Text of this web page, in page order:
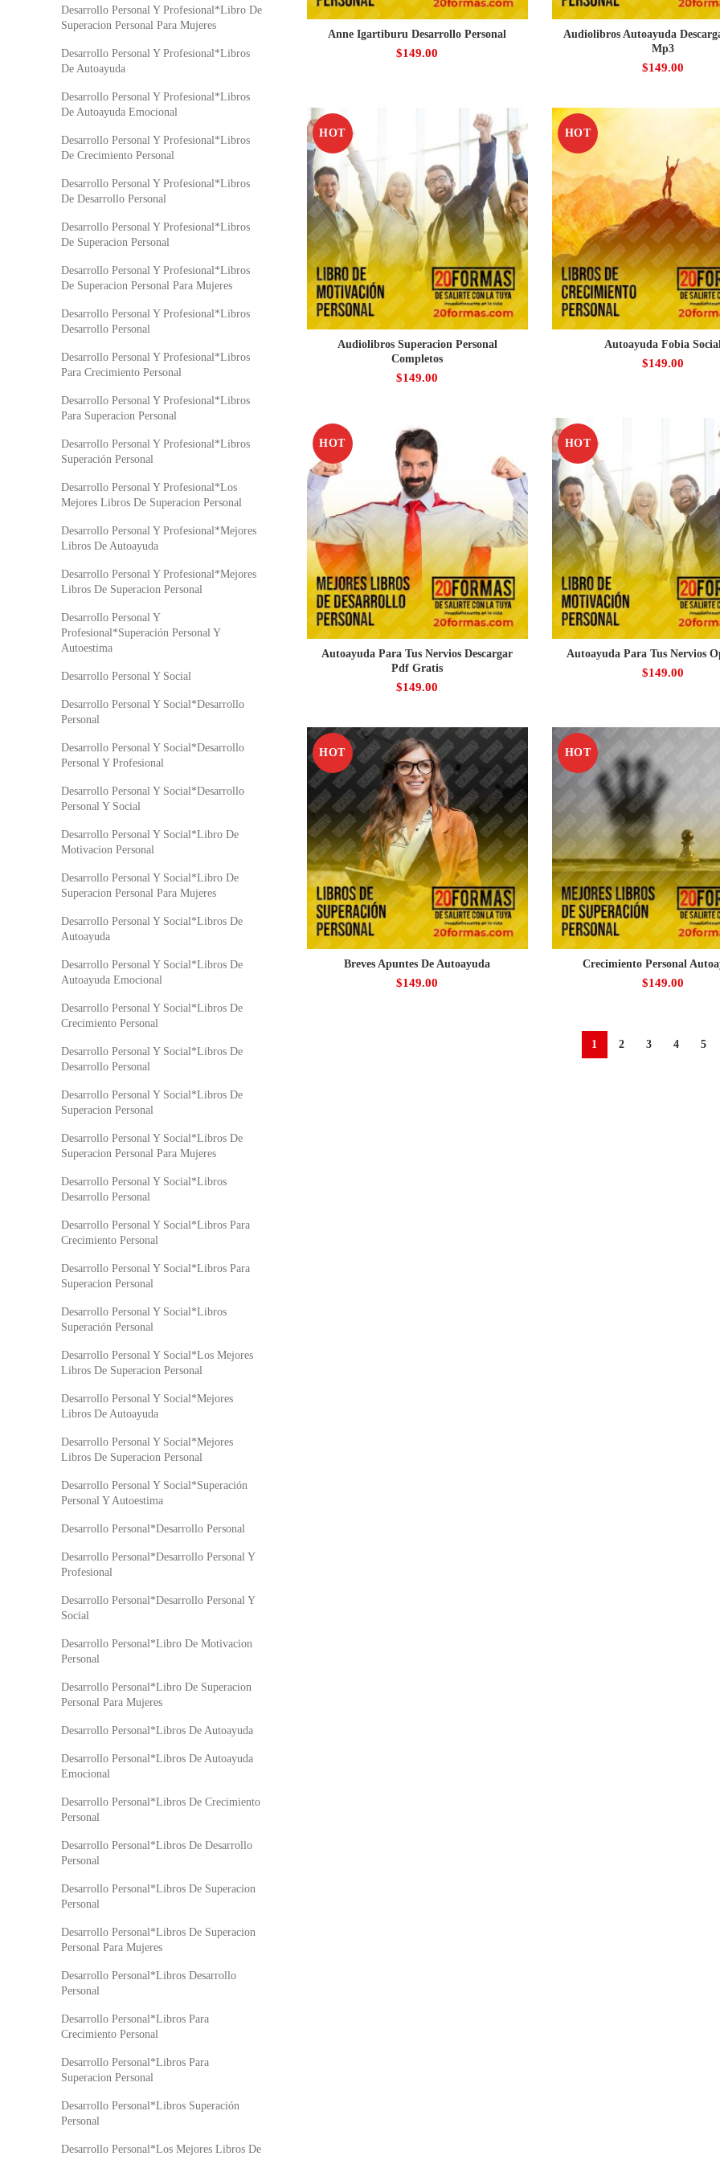
Anne Igartiburu Desarrollo Personal
$149.00
Audiolibros Autoayuda
Mp3
$149.00
HOT
Audiolibros Superacion Personal
Completos
$149.00
HOT
Autoayuda Fobia Social
$149.00
HOT
Autoayuda Para Tus Nervios Descargar
Pdf Gratis
$149.00
HOT
Autoayuda Para Tus Nervios
$149.00
HOT
Breves Apuntes De Autoayuda
$149.00
HOT
Crecimiento Personal
$149.00
1 2 3 4 5
Desarrollo Personal Y Profesional*Libro De
Superacion Personal Para Mujeres
Desarrollo Personal Y Profesional*Libros
De Autoayuda
Desarrollo Personal Y Profesional*Libros
De Autoayuda Emocional
Desarrollo Personal Y Profesional*Libros
De Crecimiento Personal
Desarrollo Personal Y Profesional*Libros
De Desarrollo Personal
Desarrollo Personal Y Profesional*Libros
De Superacion Personal
Desarrollo Personal Y Profesional*Libros
De Superacion Personal Para Mujeres
Desarrollo Personal Y Profesional*Libros
Desarrollo Personal
Desarrollo Personal Y Profesional*Libros
Para Crecimiento Personal
Desarrollo Personal Y Profesional*Libros
Para Superacion Personal
Desarrollo Personal Y Profesional*Libros
Superación Personal
Desarrollo Personal Y Profesional*Los
Mejores Libros De Superacion Personal
Desarrollo Personal Y Profesional*Mejores
Libros De Autoayuda
Desarrollo Personal Y Profesional*Mejores
Libros De Superacion Personal
Desarrollo Personal Y
Profesional*Superación Personal Y
Autoestima
Desarrollo Personal Y Social
Desarrollo Personal Y Social*Desarrollo
Personal
Desarrollo Personal Y Social*Desarrollo
Personal Y Profesional
Desarrollo Personal Y Social*Desarrollo
Personal Y Social
Desarrollo Personal Y Social*Libro De
Motivacion Personal
Desarrollo Personal Y Social*Libro De
Superacion Personal Para Mujeres
Desarrollo Personal Y Social*Libros De
Autoayuda
Desarrollo Personal Y Social*Libros De
Autoayuda Emocional
Desarrollo Personal Y Social*Libros De
Crecimiento Personal
Desarrollo Personal Y Social*Libros De
Desarrollo Personal
Desarrollo Personal Y Social*Libros De
Superacion Personal
Desarrollo Personal Y Social*Libros De
Superacion Personal Para Mujeres
Desarrollo Personal Y Social*Libros
Desarrollo Personal
Desarrollo Personal Y Social*Libros Para
Crecimiento Personal
Desarrollo Personal Y Social*Libros Para
Superacion Personal
Desarrollo Personal Y Social*Libros
Superación Personal
Desarrollo Personal Y Social*Los Mejores
Libros De Superacion Personal
Desarrollo Personal Y Social*Mejores
Libros De Autoayuda
Desarrollo Personal Y Social*Mejores
Libros De Superacion Personal
Desarrollo Personal Y Social*Superación
Personal Y Autoestima
Desarrollo Personal*Desarrollo Personal
Desarrollo Personal*Desarrollo Personal Y
Profesional
Desarrollo Personal*Desarrollo Personal Y
Social
Desarrollo Personal*Libro De Motivacion
Personal
Desarrollo Personal*Libro De Superacion
Personal Para Mujeres
Desarrollo Personal*Libros De Autoayuda
Desarrollo Personal*Libros De Autoayuda
Emocional
Desarrollo Personal*Libros De Crecimiento
Personal
Desarrollo Personal*Libros De Desarrollo
Personal
Desarrollo Personal*Libros De Superacion
Personal
Desarrollo Personal*Libros De Superacion
Personal Para Mujeres
Desarrollo Personal*Libros Desarrollo
Personal
Desarrollo Personal*Libros Para
Crecimiento Personal
Desarrollo Personal*Libros Para
Superacion Personal
Desarrollo Personal*Libros Superación
Personal
Desarrollo Personal*Los Mejores Libros De